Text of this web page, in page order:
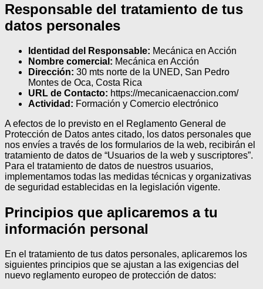
Responsable del tratamiento de tus
datos personales
Identidad del Responsable: Mecánica en Acción
Nombre comercial: Mecánica en Acción
Dirección: 30 mts norte de la UNED, San Pedro
Montes de Oca, Costa Rica
URL de Contacto: https://mecanicaenaccion.com/
Actividad: Formación y Comercio electrónico
A efectos de lo previsto en el Reglamento General de
Protección de Datos antes citado, los datos personales que
nos envíes a través de los formularios de la web, recibirán el
tratamiento de datos de “Usuarios de la web y suscriptores”.
Para el tratamiento de datos de nuestros usuarios,
implementamos todas las medidas técnicas y organizativas
de seguridad establecidas en la legislación vigente.
Principios que aplicaremos a tu
información personal
En el tratamiento de tus datos personales, aplicaremos los
siguientes principios que se ajustan a las exigencias del
nuevo reglamento europeo de protección de datos: